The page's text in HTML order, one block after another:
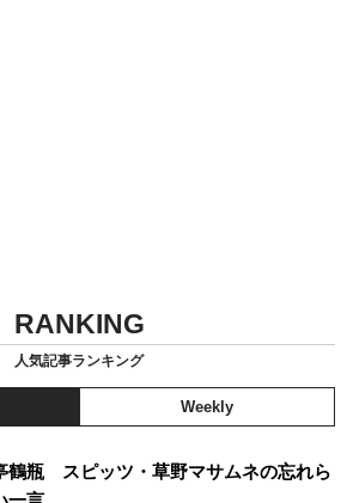
RANKING
人気記事ランキング
Weekly
鶴瓶 スピッツ・草野マサムネの忘れら